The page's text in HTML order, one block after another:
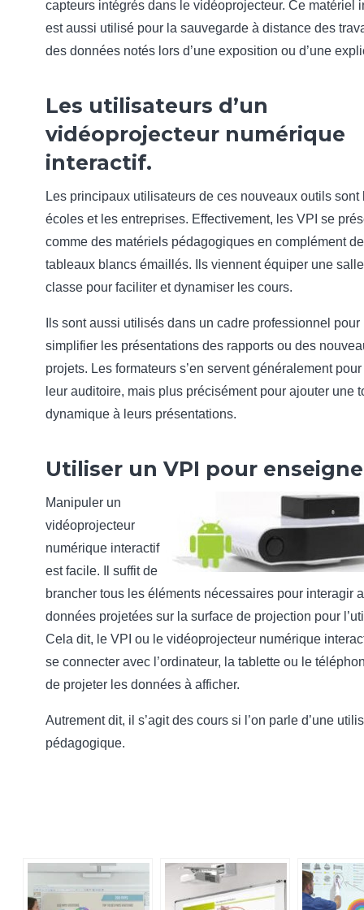
capteurs intégrés dans le vidéoprojecteur. Ce matériel
est aussi utilisé pour la sauvegarde à distance des
des données notés lors d’une exposition ou d’une
Les utilisateurs d’un
vidéoprojecteur numérique
interactif.
Les principaux utilisateurs de ces nouveaux outils sont
écoles et les entreprises. Effectivement, les VPI se
comme des matériels pédagogiques en complément
tableaux blancs émaillés. Ils viennent équiper une
classe pour faciliter et dynamiser les cours.
Ils sont aussi utilisés dans un cadre professionnel pour
simplifier les présentations des rapports ou des
projets. Les formateurs s’en servent généralement
leur auditoire, mais plus précisément pour ajouter une
dynamique à leurs présentations.
Utiliser un VPI pour
Manipuler un
vidéoprojecteur
numérique interactif
est facile. Il suffit de
brancher tous les éléments nécessaires pour interagir
données projetées sur la surface de projection pour
Cela dit, le VPI ou le vidéoprojecteur numérique
se connecter avec l’ordinateur, la tablette ou le
de projeter les données à afficher.
Autrement dit, il s’agit des cours si l’on parle d’une
pédagogique.